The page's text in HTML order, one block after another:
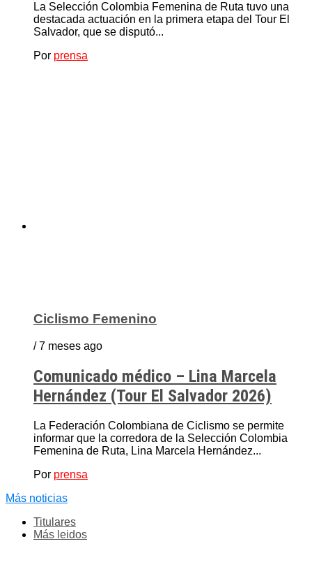
La Selección Colombia Femenina de Ruta tuvo una
destacada actuación en la primera etapa del Tour El
Salvador, que se disputó...
Por prensa
Ciclismo Femenino
/ 7 meses ago
Comunicado médico – Lina Marcela
Hernández (Tour El Salvador 2026)
La Federación Colombiana de Ciclismo se permite
informar que la corredora de la Selección Colombia
Femenina de Ruta, Lina Marcela Hernández...
Por prensa
Más noticias
Titulares
Más leidos